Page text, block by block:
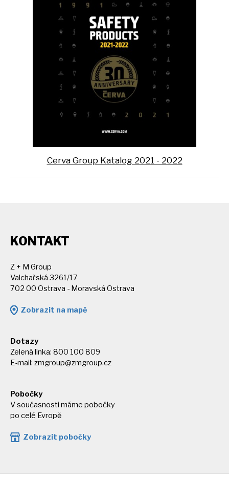
Cerva Group Katalog 2021 - 2022
KONTAKT
Z + M Group
Valchařská 3261/17
702 00 Ostrava - Moravská Ostrava
Zobrazit na mapě
Dotazy
Zelená linka: 800 100 809
E-mail: zmgroup@zmgroup.cz
Pobočky
V současnosti máme pobočky
po celé Evropě
Zobrazit pobočky